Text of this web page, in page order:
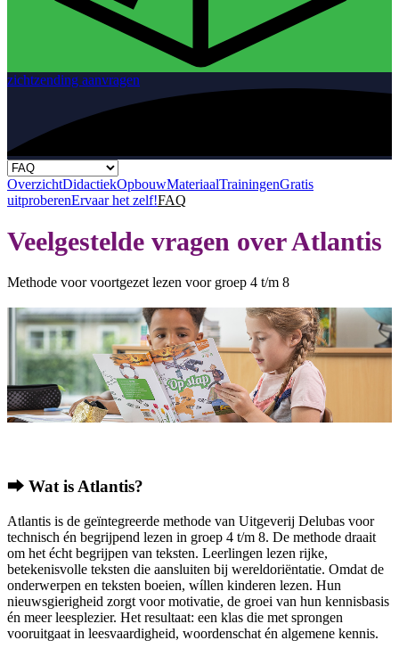
zichtzending aanvragen
OverzichtDidactiekOpbouwMateriaalTrainingenGratis
uitproberenErvaar het zelf!FAQ
Veelgestelde vragen over Atlantis
Methode voor voortgezet lezen voor groep 4 t/m 8
⮕ Wat is Atlantis?
Atlantis is de geïntegreerde methode van Uitgeverij Delubas voor
technisch én begrijpend lezen in groep 4 t/m 8. De methode draait
om het écht begrijpen van teksten. Leerlingen lezen rijke,
betekenisvolle teksten die aansluiten bij wereldoriëntatie. Omdat de
onderwerpen en teksten boeien, wíllen kinderen lezen. Hun
nieuwsgierigheid zorgt voor motivatie, de groei van hun kennisbasis
én meer leesplezier. Het resultaat: een klas die met sprongen
vooruitgaat in leesvaardigheid, woordenschat én algemene kennis.